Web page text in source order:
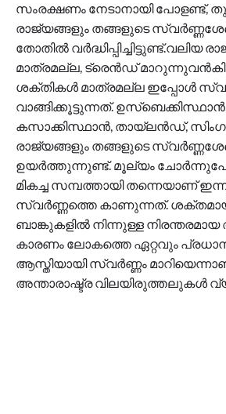
സംരക്ഷണം നേടാനായി പോളണ്ട്,
രാജ്യങ്ങളും തങ്ങളുടെ
തോതില്‍ വര്‍ദ്ധിപ്പിച്ചിട്ടുണ്ട്.വലിയ
മാത്രമല്ല, ട്രെന്‍ഡ്
ശക്തികള്‍ മാത്രമല്ല ഇപ്പോള്‍
വാങ്ങിക്കൂട്ടുന്നത്.
കസാക്കിസ്ഥാന്‍, തായ്ലന്‍ഡ്,
രാജ്യങ്ങളും തങ്ങളുടെ
ഉയര്‍ത്തുന്നുണ്ട്. മൂല്യം
മികച്ച സമ്പത്തായി തന്നെയാണ്
സ്വര്‍ണ്ണത്തെ കാണുന്നത്. ശക്തമായ
ബാങ്കുകളില്‍ നിന്നുള്ള
കാരണം ലോകത്തെ ഏറ്റവും
ആസ്തിയായി സ്വര്‍ണ്ണം
അന്താരാഷ്ട്ര വിലയിരുത്തലുകള്‍